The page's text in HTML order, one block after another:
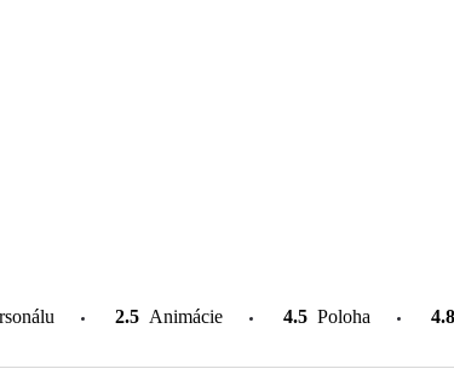
2.5 Animácie 4.5 Poloha 4.8